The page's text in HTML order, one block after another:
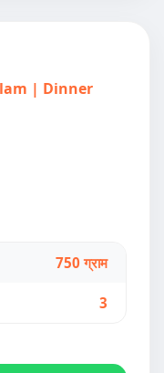
| Dinner
750 ग्राम
3